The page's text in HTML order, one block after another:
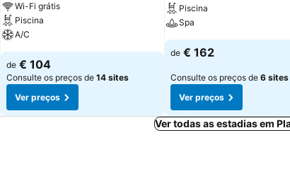
Wi-Fi grátis
Piscina
A/C
de € 104
Consulte os preços de 14 sites
Ver preços
Piscina
Spa
de € 162
Consulte os preços de 6 sites
Ver preços
Ver todas as estadias em